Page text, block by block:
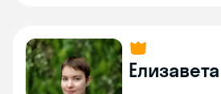
Елизавета